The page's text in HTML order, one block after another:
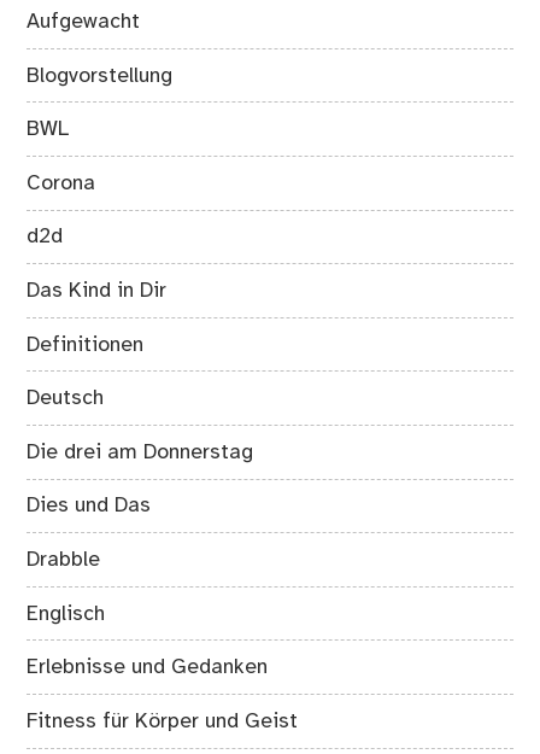
Aufgewacht
Blogvorstellung
BWL
Corona
d2d
Das Kind in Dir
Definitionen
Deutsch
Die drei am Donnerstag
Dies und Das
Drabble
Englisch
Erlebnisse und Gedanken
Fitness für Körper und Geist